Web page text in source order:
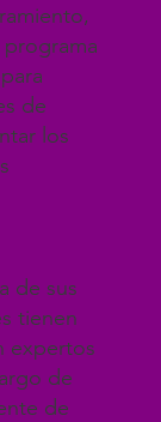
de
los
de sus
tienen
expertos
de
de